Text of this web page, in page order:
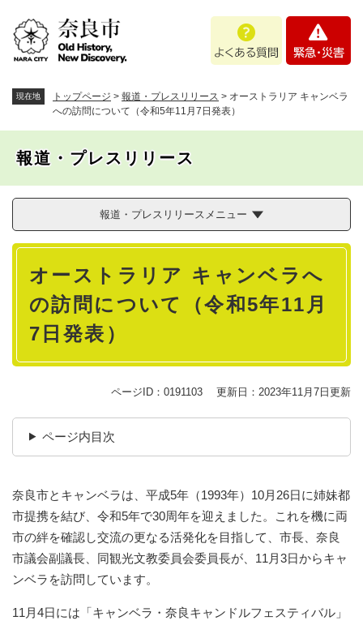
あ
問
・
現在地 トップページ > 報道・プレスリリース > オーストラリア キャンベラ
への訪問について（令和5年11月7日発表）
報道・プレスリリース
報道・プレスリリースメニュー
本
オーストラリア キャンベラへ
の訪問について（令和5年11月
7日発表）
ページID：0191103 更新日：2023年11月7日更新
ページ内目次
奈良市とキャンベラは、平成5年（1993年）10月26日に姉妹都
市提携を結び、令和5年で30周年を迎えました。これを機に両
市の絆を確認し交流の更なる活発化を目指して、市長、奈良
市議会副議長、同観光文教委員会委員長が、11月3日からキャ
ンベラを訪問しています。
11月4日には「キャンベラ・奈良キャンドルフェスティバル」